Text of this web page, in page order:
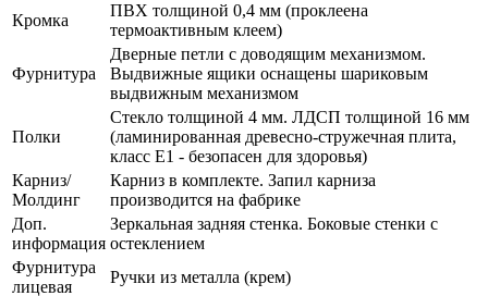
Кромка
ПВХ толщиной 0,4 мм (проклеена
термоактивным клеем)
Фурнитура
Дверные петли с доводящим механизмом.
Выдвижные ящики оснащены шариковым
выдвижным механизмом
Полки
Стекло толщиной 4 мм. ЛДСП толщиной 16 мм
(ламинированная древесно-стружечная плита,
класс E1 - безопасен для здоровья)
Карниз/
Молдинг
Карниз в комплекте. Запил карниза
производится на фабрике
Доп.
информация
Зеркальная задняя стенка. Боковые стенки с
остеклением
Фурнитура
лицевая
Ручки из металла (крем)